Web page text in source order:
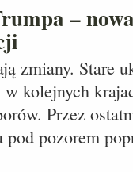
–
zmiany. Stare
w kolejnych
Przez
pod pozorem